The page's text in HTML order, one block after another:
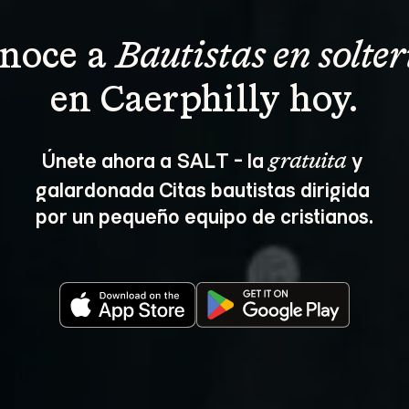
a Bautistas en
en Caerphilly hoy.
Únete ahora a SALT - la gratuita y
galardonada Citas bautistas dirigida
por un pequeño equipo de cristianos.